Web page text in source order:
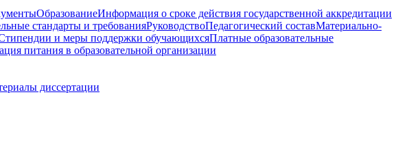
ОбразованиеИнформация о сроке действия государственной аккредитации
стандарты и требованияРуководствоПедагогический составМатериально-
и меры поддержки обучающихсяПлатные образовательные
питания в образовательной организации
диссертации